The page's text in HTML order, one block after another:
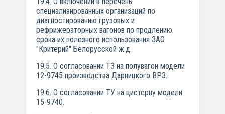
специализированных организаций по
диагностированию грузовых и
рефрижераторных вагонов по продлению
срока их полезного использования ЗАО
"Критерий" Белорусской ж.д.
19.5. О согласовании ТЗ на полувагон модели
12-9745 производства Дарницкого ВРЗ.
19.6. О согласовании ТУ на цистерну модели
15-9740.